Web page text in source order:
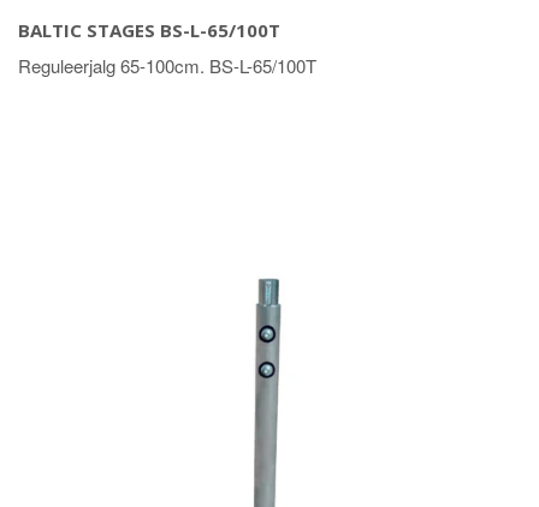
BALTIC STAGES BS-L-65/100T
Reguleerjalg 65-100cm. BS-L-65/100T